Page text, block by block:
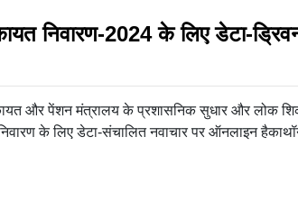
निवारण-2024 के लिए डेटा-
और पेंशन मंत्रालय के प्रशासनिक सुधार और लोक
के लिए डेटा-संचालित नवाचार पर ऑनलाइन